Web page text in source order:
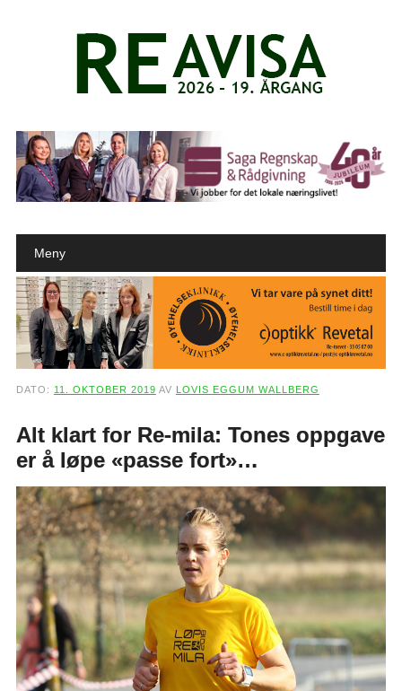
Main menu
Meny
DATO: 11. OKTOBER 2019 AV LOVIS EGGUM WALLBERG
Alt klart for Re-mila: Tones oppgave
er å løpe «passe fort»…